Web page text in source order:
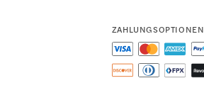
ZAHLUNGSOPTIONEN